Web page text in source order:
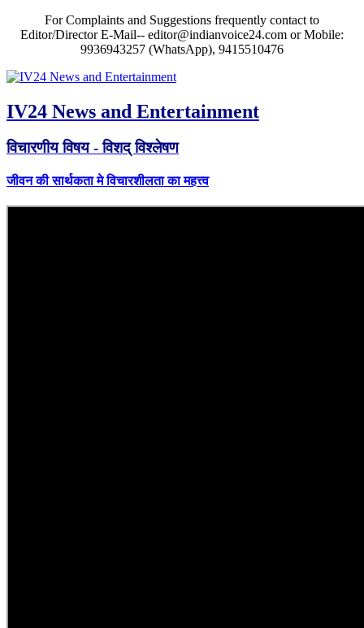
For Complaints and Suggestions frequently contact to
Editor/Director E-Mail-- editor@indianvoice24.com or Mobile:
9936943257 (WhatsApp), 9415510476
IV24 News and Entertainment
विचारणीय विषय - विशद् विश्लेषण
जीवन की सार्थकता मे विचारशीलता का महत्त्व